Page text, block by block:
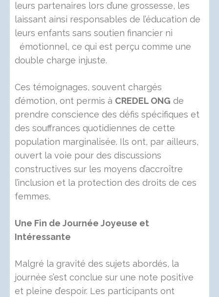
leurs partenaires lors d’une grossesse, les
laissant ainsi responsables de l’éducation de
leurs enfants sans soutien financier ni
émotionnel, ce qui est perçu comme une
double charge injuste.
Ces témoignages, souvent chargés
d’émotion, ont permis à CREDEL ONG de
prendre conscience des défis spécifiques et
des souffrances quotidiennes de cette
population marginalisée. Ils ont, par ailleurs,
ouvert la voie pour des discussions
constructives sur les moyens d’accroître
l’inclusion et la protection des droits de ces
femmes.
Une Fin de Journée Joyeuse et
Intéressante
Malgré la gravité des sujets abordés, la
journée s’est conclue sur une note positive
et pleine d’espoir. Les participants ont